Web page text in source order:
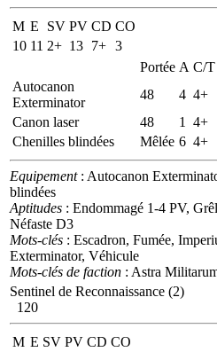
M E SV PV CD CO
10 11 2+ 13 7+ 3
Portée A C/T
Autocanon
Exterminator
48 4 4+
Canon laser
48 1 4+
Chenilles blindées
Mêlée 6 4+
Equipement: Autocanon
blindées
Aptitudes : Endommagé 1-4 PV,
Néfaste D3
Mots-clés : Escadron, Fumée,
Exterminator, Véhicule
Mots-clés de faction : Astra
Sentinel de Reconnaissance (2)
120
M E SV PV CD CO